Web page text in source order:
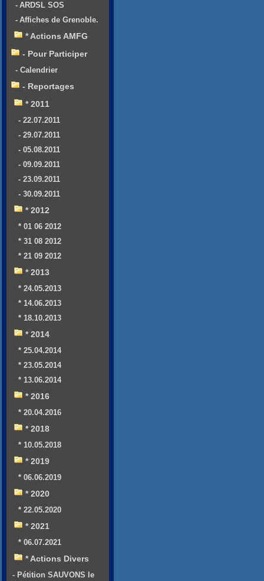
- ARDSL SOS
- Affiches de Grenoble.
* Actions AMFG
- Pour Participer
- Calendrier
- Reportages
* 2011
- 22.07.2011
- 29.07.2011
- 05.08.2011
- 09.09.2011
- 23.09.2011
- 30.09.2011
* 2012
* 01 06 2012
* 31 08 2012
* 21 09 2012
* 2013
* 24.05.2013
* 14.06.2013
* 18.10.2013
* 2014
* 25.04.2014
* 23.05.2014
* 13.06.2014
* 2016
* 20.04.2016
* 2018
* 10.05.2018
* 2019
* 06.06.2019
* 2020
* 22.05.2020
* 2021
* 06.07.2021
* Actions Divers
- Pétition SAUVONS le